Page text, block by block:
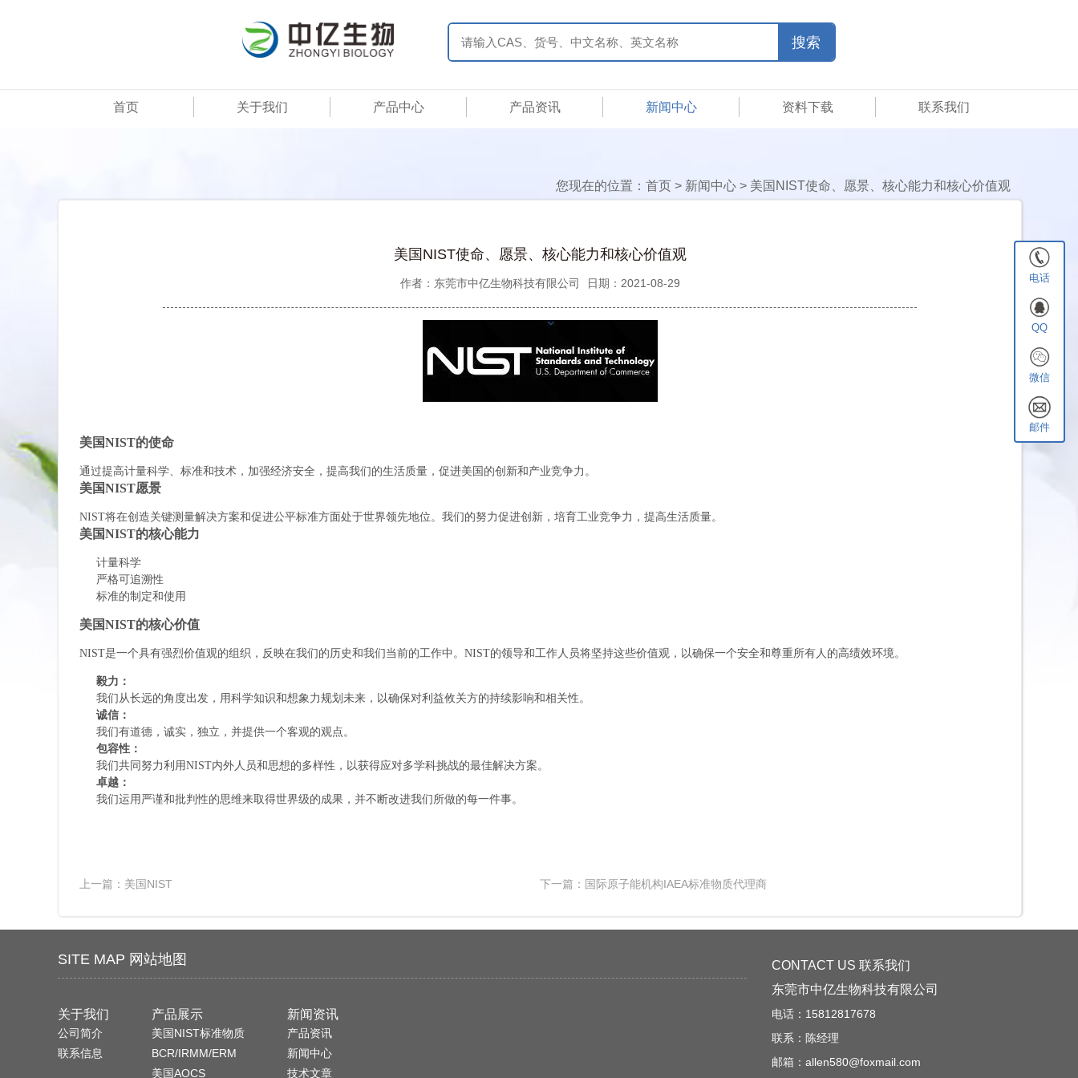
首页 关于我们 产品中心 产品资讯 新闻中心 资料下载 联系我们
您现在的位置： 首页 > 新闻中心 > 美国NIST使命、愿景、核心能力和核心价值观
美国NIST使命、愿景、核心能力和核心价值观
作者： 东莞市中亿生物科技有限公司 日期：2021-08-29
美国NIST的使命
通过提高计量科学、标准和技术，加强经济安全，提高我们的生活质量，促进美国的创新和产业竞争力。
美国NIST愿景
NIST将在创造关键测量解决方案和促进公平标准方面处于世界领先地位。我们的努力促进创新，培育工业竞争力，提高生活质量。
美国NIST的核心能力
计量科学
严格可追溯性
标准的制定和使用
美国NIST的核心价值
NIST是一个具有强烈价值观的组织，反映在我们的历史和我们当前的工作中。NIST的领导和工作人员将坚持这些价值观，以确保一个安全和尊重所有人的高绩效环境。
毅力：
我们从长远的角度出发，用科学知识和想象力规划未来，以确保对利益攸关方的持续影响和相关性。
诚信：
我们有道德，诚实，独立，并提供一个客观的观点。
包容性：
我们共同努力利用NIST内外人员和思想的多样性，以获得应对多学科挑战的最佳解决方案。
卓越：
我们运用严谨和批判性的思维来取得世界级的成果，并不断改进我们所做的每一件事。
上一篇： 美国NIST 下一篇： 国际原子能机构IAEA标准物质代理商
SITE MAP 网站地图
关于我们
公司简介
联系信息
产品展示
美国NIST标准物质
BCR/IRMM/ERM
美国AOCS
新闻资讯
产品资讯
新闻中心
技术文章
CONTACT US 联系我们
东莞市中亿生物科技有限公司
电话：15812817678
联系：陈经理
邮箱：allen580@foxmail.com
电话
QQ
微信
邮件